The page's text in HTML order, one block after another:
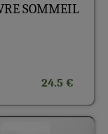
SOMMEIL
24.5 €